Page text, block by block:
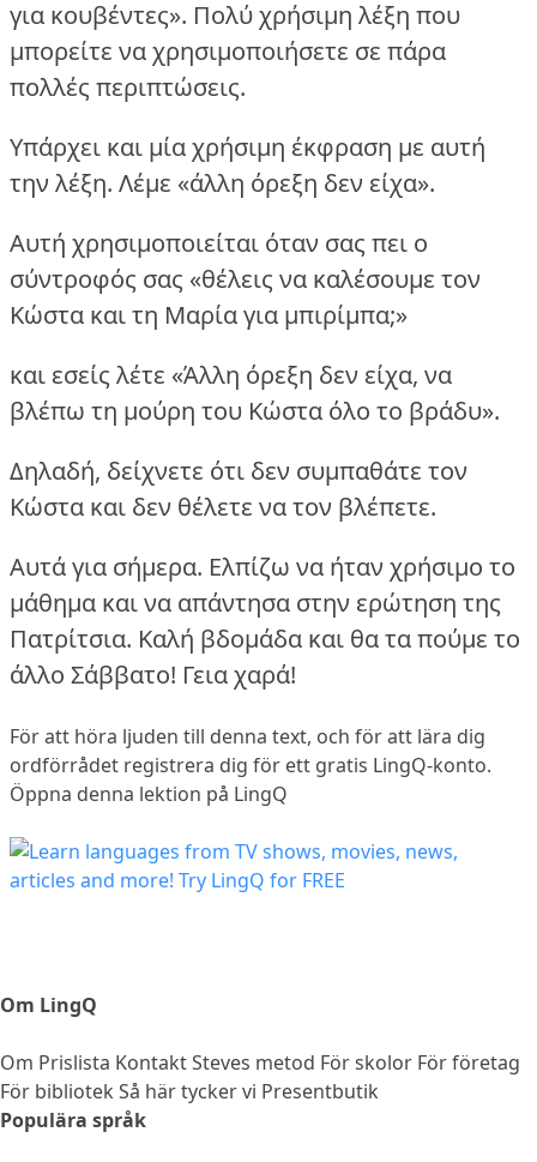
για κουβέντες». Πολύ χρήσιμη λέξη που
μπορείτε να χρησιμοποιήσετε σε πάρα
πολλές περιπτώσεις.
Υπάρχει και μία χρήσιμη έκφραση με αυτή
την λέξη. Λέμε «άλλη όρεξη δεν είχα».
Αυτή χρησιμοποιείται όταν σας πει ο
σύντροφός σας «θέλεις να καλέσουμε τον
Κώστα και τη Μαρία για μπιρίμπα;»
και εσείς λέτε «Άλλη όρεξη δεν είχα, να
βλέπω τη μούρη του Κώστα όλο το βράδυ».
Δηλαδή, δείχνετε ότι δεν συμπαθάτε τον
Κώστα και δεν θέλετε να τον βλέπετε.
Αυτά για σήμερα. Ελπίζω να ήταν χρήσιμο το
μάθημα και να απάντησα στην ερώτηση της
Πατρίτσια. Καλή βδομάδα και θα τα πούμε το
άλλο Σάββατο! Γεια χαρά!
För att höra ljuden till denna text, och för att lära dig
ordförrådet registrera dig för ett gratis LingQ-konto.
Öppna denna lektion på LingQ
Om LingQ
Om Prislista KontaktSteves metod För skolor För företag
För bibliotek Så här tycker vi Presentbutik
Populära språk